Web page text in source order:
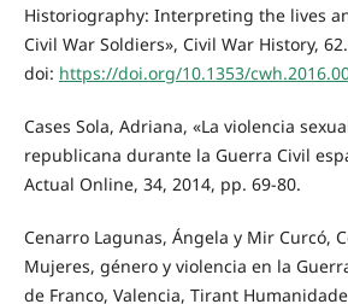
Historiography: Interpreting the lives
Civil War Soldiers», Civil War History,
doi: https://doi.org/10.1353/
Cases Sola, Adriana, «La violencia
republicana durante la Guerra Civil
Actual Online, 34, 2014, pp. 69-80.
Cenarro Lagunas, Ángela y Mir Curcó,
Mujeres, género y violencia en la
de Franco, Valencia, Tirant